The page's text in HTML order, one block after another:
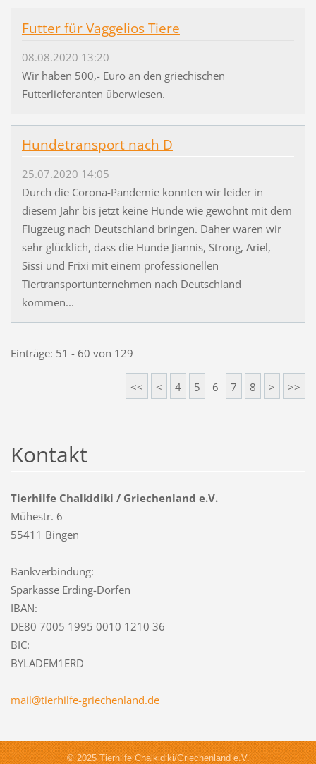
Futter für Vaggelios Tiere
08.08.2020 13:20
Wir haben 500,- Euro an den griechischen
Futterlieferanten überwiesen.
Hundetransport nach D
25.07.2020 14:05
Durch die Corona-Pandemie konnten wir leider in
diesem Jahr bis jetzt keine Hunde wie gewohnt mit dem
Flugzeug nach Deutschland bringen. Daher waren wir
sehr glücklich, dass die Hunde Jiannis, Strong, Ariel,
Sissi und Frixi mit einem professionellen
Tiertransportunternehmen nach Deutschland
kommen...
Einträge: 51 - 60 von 129
<< < 4 5 6 7 8 > >>
Kontakt
Tierhilfe Chalkidiki / Griechenland e.V.
Mühestr. 6
55411 Bingen
Bankverbindung:
Sparkasse Erding-Dorfen
IBAN:
DE80 7005 1995 0010 1210 36
BIC:
BYLADEM1ERD
mail@tierhilfe-griechenland.de
© 2025 Tierhilfe Chalkidiki/Griechenland e.V.